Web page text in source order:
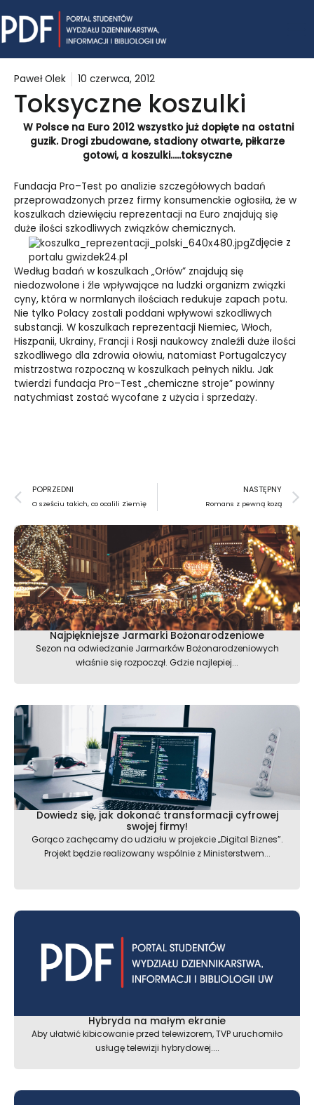
to
content
Paweł Olek 10 czerwca, 2012
Toksyczne koszulki
W Polsce na Euro 2012 wszystko już dopięte na ostatni
guzik. Drogi zbudowane, stadiony otwarte, piłkarze
gotowi, a koszulki…..toksyczne
Fundacja Pro–Test po analizie szczegółowych badań
przeprowadzonych przez firmy konsumenckie ogłosiła, że w
koszulkach dziewięciu reprezentacji na Euro znajdują się
duże ilości szkodliwych związków chemicznych.
Zdjęcie z
portalu gwizdek24.pl
Według badań w koszulkach „Orłów” znajdują się
niedozwolone i źle wpływające na ludzki organizm związki
cyny, która w normlanych ilościach redukuje zapach potu.
Nie tylko Polacy zostali poddani wpływowi szkodliwych
substancji. W koszulkach reprezentacji Niemiec, Włoch,
Hiszpanii, Ukrainy, Francji i Rosji naukowcy znaleźli duże ilości
szkodliwego dla zdrowia ołowiu, natomiast Portugalczycy
mistrzostwa rozpoczną w koszulkach pełnych niklu. Jak
twierdzi fundacja Pro–Test „chemiczne stroje” powinny
natychmiast zostać wycofane z użycia i sprzedaży.
Prev
POPRZEDNI
O sześciu takich, co ocalili Ziemię
NASTĘPNY
Romans z pewną kozą
Najpiękniejsze Jarmarki Bożonarodzeniowe
Sezon na odwiedzanie Jarmarków Bożonarodzeniowych
właśnie się rozpoczął. Gdzie najlepiej...
Dowiedz się, jak dokonać transformacji cyfrowej
swojej firmy!
Gorąco zachęcamy do udziału w projekcie „Digital Biznes”.
Projekt będzie realizowany wspólnie z Ministerstwem...
Hybryda na małym ekranie
Aby ułatwić kibicowanie przed telewizorem, TVP uruchomiło
usługę telewizji hybrydowej....